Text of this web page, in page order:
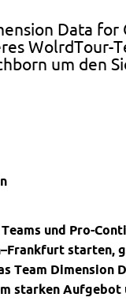
Data for
WolrdTour-
um den
und Pro-
starten,
Team Dimension
starken Aufgebot